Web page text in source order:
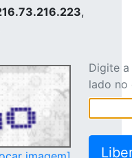
,
Digite
lado no